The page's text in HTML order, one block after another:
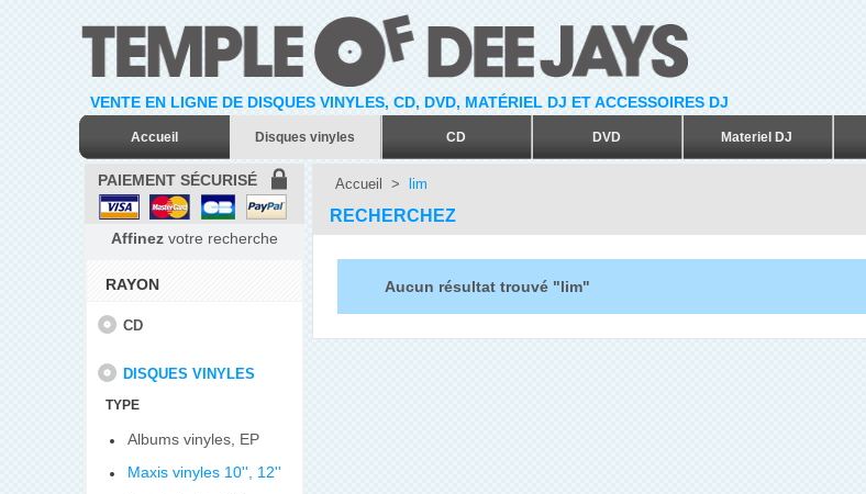
VENTE EN LIGNE DE DISQUES VINYLES, CD, DVD, MATÉRIEL DJ ET ACCESSOIRES DJ
Accueil Disques vinyles CD DVD Materiel DJ
PAIEMENT SÉCURISÉ
Affinez votre recherche
RAYON
CD
DISQUES VINYLES
TYPE
Albums vinyles, EP
Maxis vinyles 10'', 12''
Accueil > lim
RECHERCHEZ
Aucun résultat trouvé "lim"